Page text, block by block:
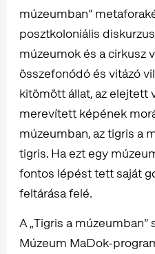
múzeumban”
posztkoloniális
múzeumok és a cirkusz
összefonódó és vitázó
kitömött állat, az elejtett
merevített képének
múzeumban, az tigris a
tigris. Ha ezt egy
fontos lépést tett saját
feltárása felé.
A „Tigris a múzeumban”
Múzeum MaDok-